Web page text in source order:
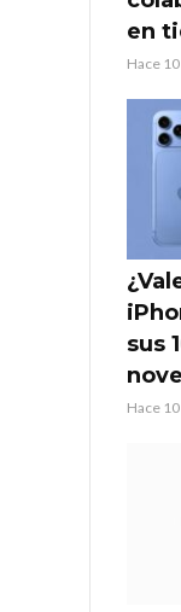
en
Hace
sus
Hace